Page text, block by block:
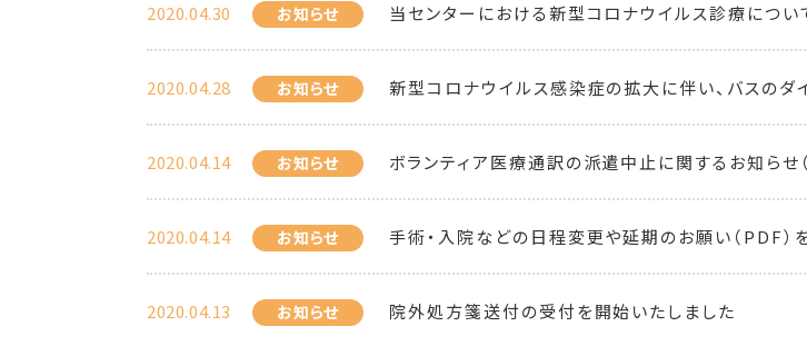
2020.04.30 お知らせ 当センターにおける新型コロナウイルス診療につい
2020.04.28 お知らせ 新型コロナウイルス感染症の拡大に伴い、バスのダ
2020.04.14 お知らせ ボランティア医療通訳の派遣中止に関するお知らせ
2020.04.14 お知らせ 手術・入院などの日程変更や延期のお願い（PDF）
2020.04.13 お知らせ 院外処方箋送付の受付を開始いたしました